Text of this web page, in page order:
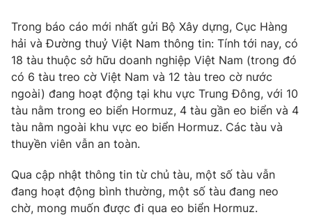
Thị trường
Tư vấn
Lịch phát sóng
Chuyên mục khác
Emagazine Podcast
Video Shorts video
Trong báo cáo mới nhất gửi Bộ Xây dựng, Cục Hàng
hải và Đường thuỷ Việt Nam thông tin: Tính tới nay, có
18 tàu thuộc sở hữu doanh nghiệp Việt Nam (trong đó
có 6 tàu treo cờ Việt Nam và 12 tàu treo cờ nước
ngoài) đang hoạt động tại khu vực Trung Đông, với 10
tàu nằm trong eo biển Hormuz, 4 tàu gần eo biển và 4
tàu nằm ngoài khu vực eo biển Hormuz. Các tàu và
thuyền viên vẫn an toàn.
Qua cập nhật thông tin từ chủ tàu, một số tàu vẫn
đang hoạt động bình thường, một số tàu đang neo
chờ, mong muốn được đi qua eo biển Hormuz.